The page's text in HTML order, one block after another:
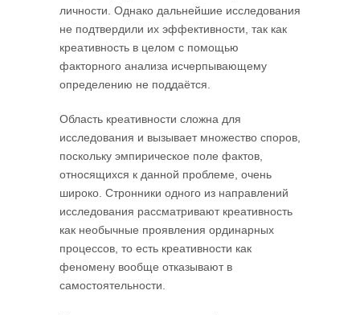
личности. Однако дальнейшие исследования
не подтвердили их эффективности, так как
креативность в целом с помощью
факторного анализа исчерпывающему
определению не поддаётся.
Область креативности сложна для
исследования и вызывает множество споров,
поскольку эмпирическое поле фактов,
относящихся к данной проблеме, очень
широко. Стронники одного из направлений
исследования рассматривают креативность
как необычные проявления ординарных
процессов, то есть креатив­ности как
феномену вообще отказывают в
самостоятельности.